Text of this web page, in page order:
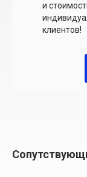
и
клиентов!